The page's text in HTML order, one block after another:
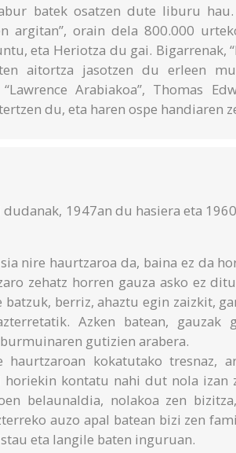
batek osatzen dute liburu hau.
argitan”, orain dela 800.000
eta Heriotza du gai. Bigarrenak,
aitortza jasotzen du erleen
Arabiakoa”, Thomas
du, eta haren ospe handiaren
1947an du hasiera eta
nire haurtzaroa da, baina ez da
zehatz horren gauza asko ez
berriz, ahaztu egin zaizkit,
Azken batean, gauzak
gutizien arabera.
kokatutako tresnaz,
kontatu nahi dut nola izan
belaunaldia, nolakoa zen
auzo apal batean bizi zen
eta langile baten inguruan.